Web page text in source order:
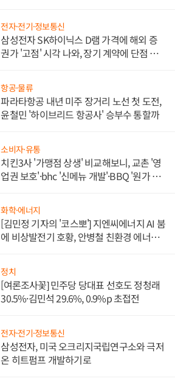
전자·전기·정보통신
삼성전자 SK하이닉스 D램 가격에 해외 증
권가 '고점' 시각 나와, 장기 계약에 단점 부
항공·물류
파라타항공 내년 미주 장거리 노선 첫 도전,
윤철민 '하이브리드 항공사' 승부수 통할까
소비자·유통
치킨3사 '가맹점 상생' 비교해보니, 교촌 '영
업권 보호'·bhc '신메뉴 개발'·BBQ '원가 부
화학·에너지
[김민정 기자의 '코스뽀'] 지엔씨에너지 AI 붐
에 비상발전기 호황, 안병철 친환경 에너지
정치
[여론조사꽃] 민주당 당대표 선호도 정청래
30.5%·김민석 29.6%, 0.9%p 초접전
전자·전기·정보통신
삼성전자, 미국 오크리지국립연구소와 극저
온 히트펌프 개발하기로